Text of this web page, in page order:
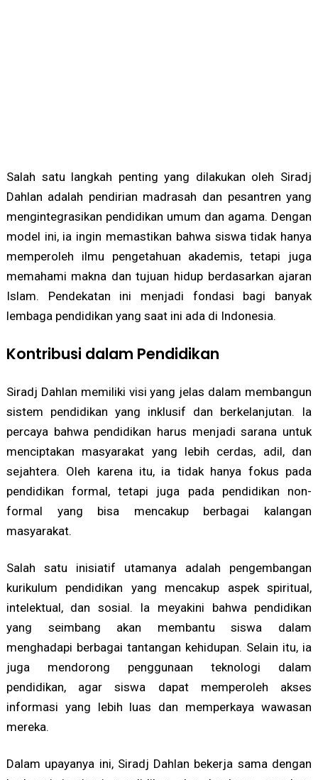
Salah satu langkah penting yang dilakukan oleh Siradj
Dahlan adalah pendirian madrasah dan pesantren yang
mengintegrasikan pendidikan umum dan agama. Dengan
model ini, ia ingin memastikan bahwa siswa tidak hanya
memperoleh ilmu pengetahuan akademis, tetapi juga
memahami makna dan tujuan hidup berdasarkan ajaran
Islam. Pendekatan ini menjadi fondasi bagi banyak
lembaga pendidikan yang saat ini ada di Indonesia.
Kontribusi dalam Pendidikan
Siradj Dahlan memiliki visi yang jelas dalam membangun
sistem pendidikan yang inklusif dan berkelanjutan. Ia
percaya bahwa pendidikan harus menjadi sarana untuk
menciptakan masyarakat yang lebih cerdas, adil, dan
sejahtera. Oleh karena itu, ia tidak hanya fokus pada
pendidikan formal, tetapi juga pada pendidikan non-
formal yang bisa mencakup berbagai kalangan
masyarakat.
Salah satu inisiatif utamanya adalah pengembangan
kurikulum pendidikan yang mencakup aspek spiritual,
intelektual, dan sosial. Ia meyakini bahwa pendidikan
yang seimbang akan membantu siswa dalam
menghadapi berbagai tantangan kehidupan. Selain itu, ia
juga mendorong penggunaan teknologi dalam
pendidikan, agar siswa dapat memperoleh akses
informasi yang lebih luas dan memperkaya wawasan
mereka.
Dalam upayanya ini, Siradj Dahlan bekerja sama dengan